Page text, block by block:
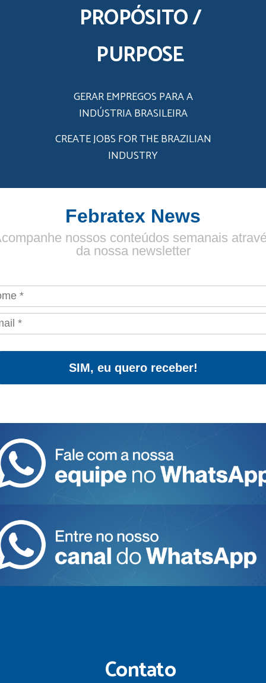
PROPÓSITO /
PURPOSE
GERAR EMPREGOS PARA A
INDÚSTRIA BRASILEIRA
CREATE JOBS FOR THE BRAZILIAN
INDUSTRY
Febratex News
nossos conteúdos semanais
da nossa newsletter
SIM, eu quero receber!
Contato